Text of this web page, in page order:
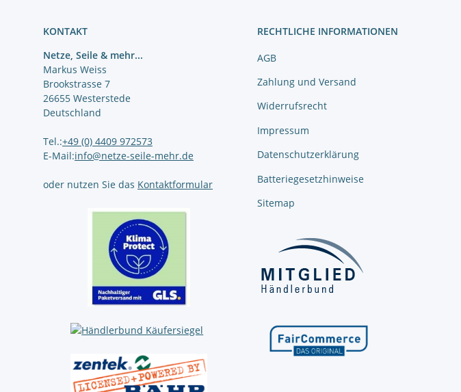
KONTAKT
Netze, Seile & mehr...
Markus Weiss
Brookstrasse 7
26655 Westerstede
Deutschland
Tel.:+49 (0) 4409 972573
E-Mail:info@netze-seile-mehr.de
oder nutzen Sie das Kontaktformular
RECHTLICHE INFORMATIONEN
AGB
Zahlung und Versand
Widerrufsrecht
Impressum
Datenschutzerklärung
Batteriegesetzhinweise
Sitemap